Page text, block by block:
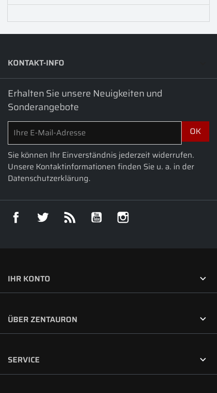
KONTAKT-INFO
Erhalten Sie unsere Neuigkeiten und
Sonderangebote
Sie können Ihr Einverständnis jederzeit widerrufen.
Unsere Kontaktinformationen finden Sie u. a. in der
Datenschutzerklärung.
Facebook Twitter RSS YouTube
IHR KONTO 
ÜBER ZENTAURON 
SERVICE 